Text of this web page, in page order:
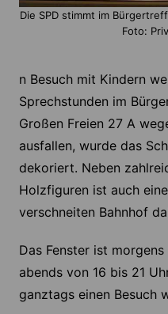
Die SPD stimmt im
Foto:
n Besuch mit Kindern
Sprechstunden im
Großen Freien 27 A
ausfallen, wurde das
dekoriert. Neben
Holzfiguren ist auch
verschneiten Bahnhof
Das Fenster ist
abends von 16 bis 21
ganztags einen Besuch